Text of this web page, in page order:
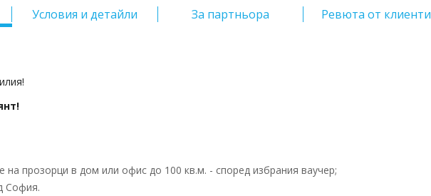
Условия и детайли За партньора Ревюта от клиенти
на прозорци в дом или офис до 100 кв.м. - според избрания ваучер;
София.